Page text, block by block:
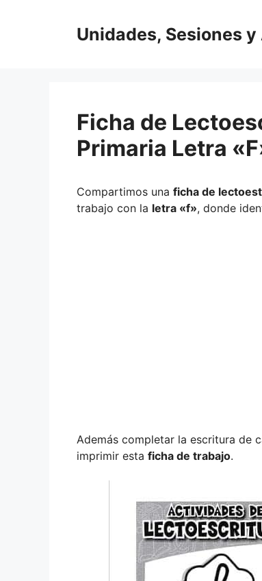
Unidades, Sesiones
Ficha de
Primaria Letra
Compartimos una ficha de
trabajo con la letra «f», donde
Además completar la escritura de
imprimir esta ficha de trabajo.